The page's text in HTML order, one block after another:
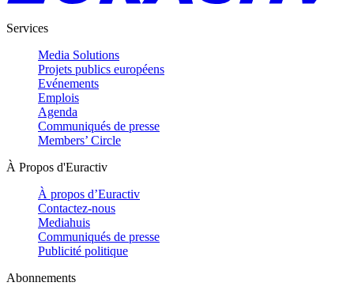
Services
Media Solutions
Projets publics européens
Evénements
Emplois
Agenda
Communiqués de presse
Members’ Circle
À Propos d'Euractiv
À propos d’Euractiv
Contactez-nous
Mediahuis
Communiqués de presse
Publicité politique
Abonnements